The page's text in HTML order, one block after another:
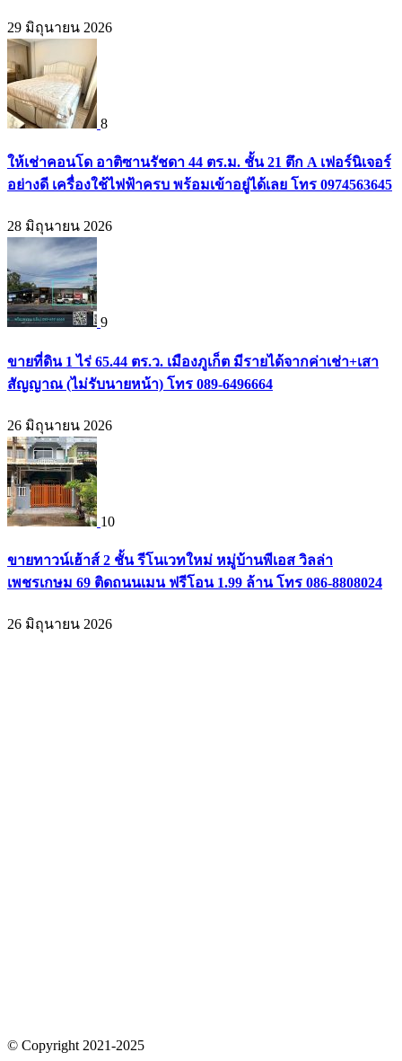
29 มิถุนายน 2026
8
ให้เช่าคอนโด อาติซานรัชดา 44 ตร.ม. ชั้น 21 ตึก A เฟอร์นิเจอร์
อย่างดี เครื่องใช้ไฟฟ้าครบ พร้อมเข้าอยู่ได้เลย โทร 0974563645
28 มิถุนายน 2026
9
ขายที่ดิน 1 ไร่ 65.44 ตร.ว. เมืองภูเก็ต มีรายได้จากค่าเช่า+เสา
สัญญาณ (ไม่รับนายหน้า) โทร 089-6496664
26 มิถุนายน 2026
10
ขายทาวน์เฮ้าส์ 2 ชั้น รีโนเวทใหม่ หมู่บ้านพีเอส วิลล่า
เพชรเกษม 69 ติดถนนเมน ฟรีโอน 1.99 ล้าน โทร 086-8808024
26 มิถุนายน 2026
© Copyright 2021-2025